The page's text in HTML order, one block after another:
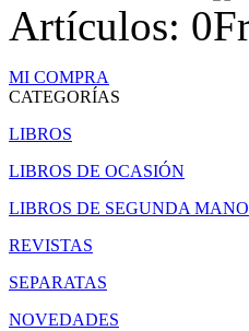
Artículos: 0
MI COMPRA
CATEGORÍAS
LIBROS
LIBROS DE OCASIÓN
LIBROS DE SEGUNDA MANO
REVISTAS
SEPARATAS
NOVEDADES